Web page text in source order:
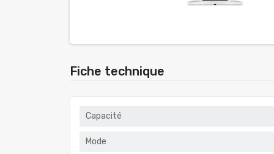
Fiche technique
Capacité
Mode